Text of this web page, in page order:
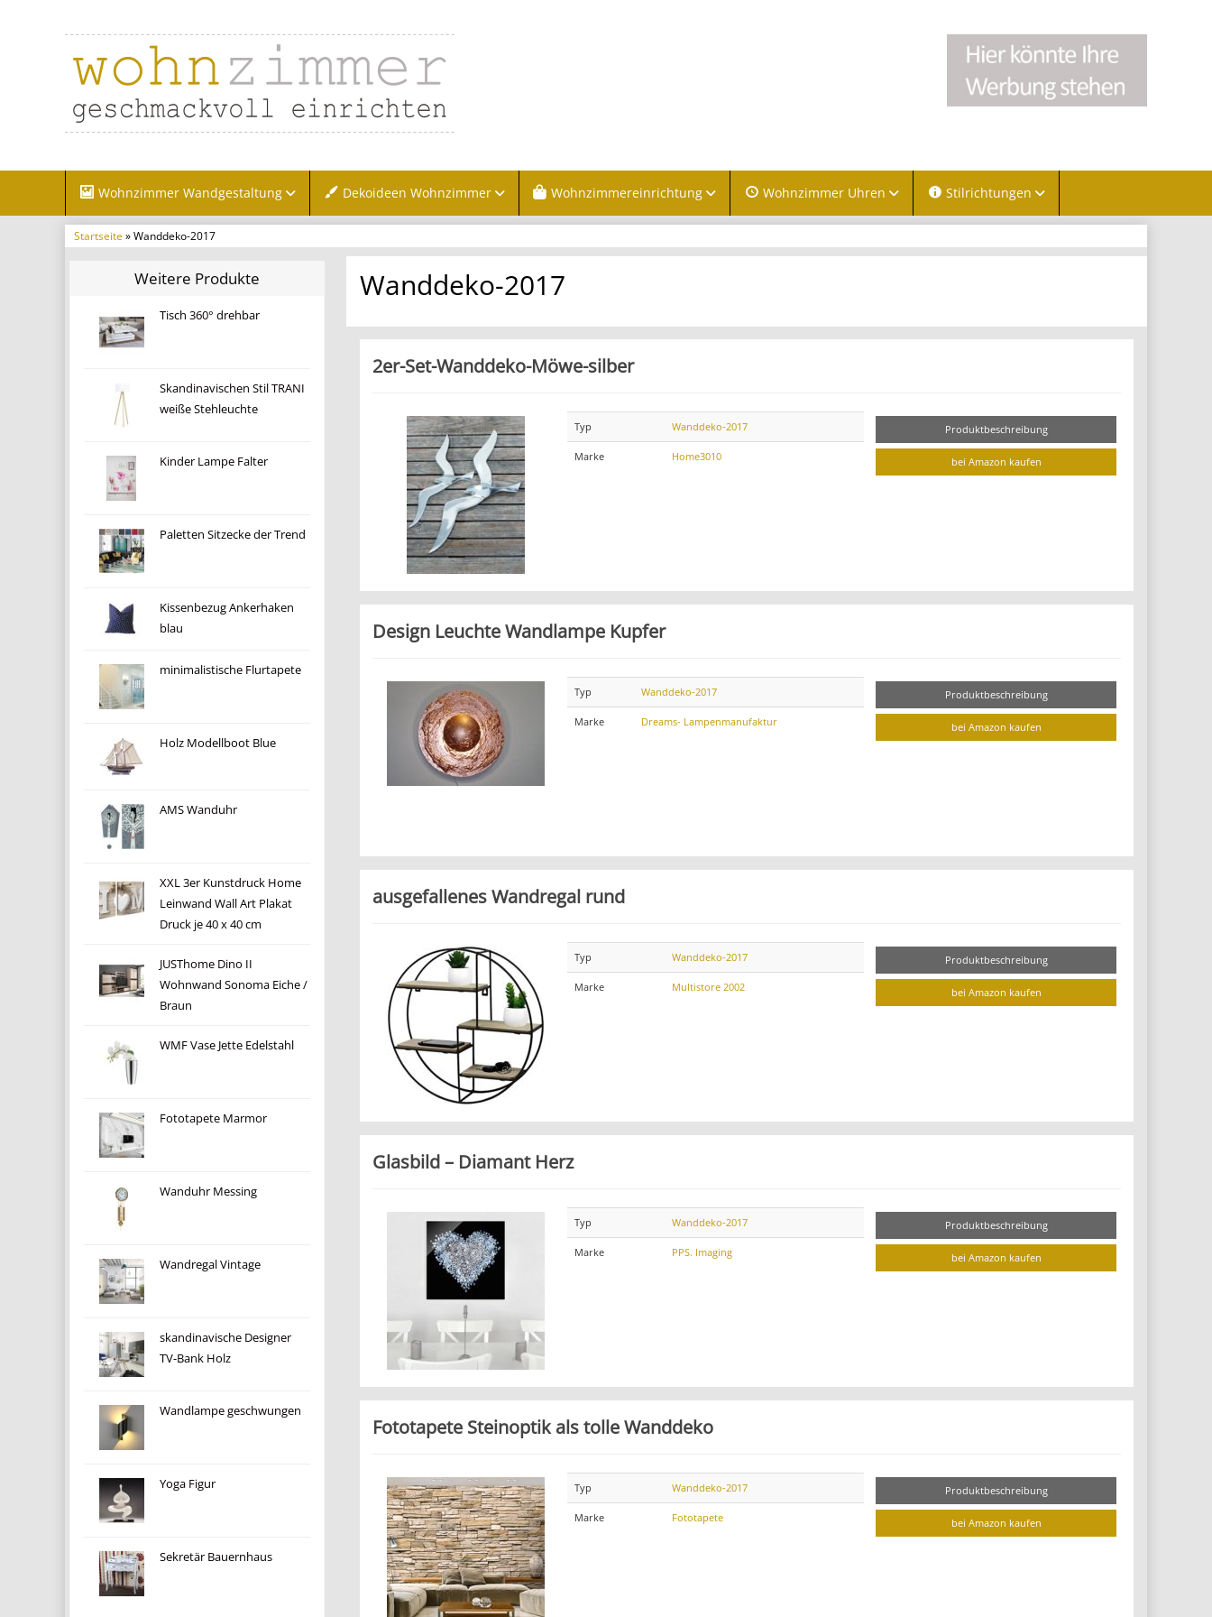
Wohnzimmer Wandgestaltung Dekoideen Wohnzimmer Wohnzimmereinrichtung Wohnzimmer Uhren Stilrichtungen
Startseite» Wanddeko-2017
Weitere Produkte
Tisch 360° drehbar
Skandinavischen Stil TRANI
weiße Stehleuchte
Kinder Lampe Falter
Paletten Sitzecke der Trend
Kissenbezug Ankerhaken
blau
minimalistische Flurtapete
Holz Modellboot Blue
AMS Wanduhr
XXL 3er Kunstdruck Home
Leinwand Wall Art Plakat
Druck je 40 x 40 cm
JUSThome Dino II
Wohnwand Sonoma Eiche /
Braun
WMF Vase Jette Edelstahl
Fototapete Marmor
Wanduhr Messing
Wandregal Vintage
skandinavische Designer
TV-Bank Holz
Wandlampe geschwungen
Yoga Figur
Sekretär Bauernhaus
Wanddeko-2017
2er-Set-Wanddeko-Möwe-silber
Typ Wanddeko-2017
Marke Home3010
Produktbeschreibung
bei Amazon kaufen
Design Leuchte Wandlampe Kupfer
Typ Wanddeko-2017
Marke Dreams- Lampenmanufaktur
Produktbeschreibung
bei Amazon kaufen
ausgefallenes Wandregal rund
Typ Wanddeko-2017
Marke Multistore 2002
Produktbeschreibung
bei Amazon kaufen
Glasbild – Diamant Herz
Typ Wanddeko-2017
Marke PPS. Imaging
Produktbeschreibung
bei Amazon kaufen
Fototapete Steinoptik als tolle Wanddeko
Typ Wanddeko-2017
Marke Fototapete
Produktbeschreibung
bei Amazon kaufen